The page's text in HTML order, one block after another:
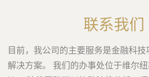
联系我们
目前，我公司的主要服务是金融科
解决方案。 我们的办事处位于维尔